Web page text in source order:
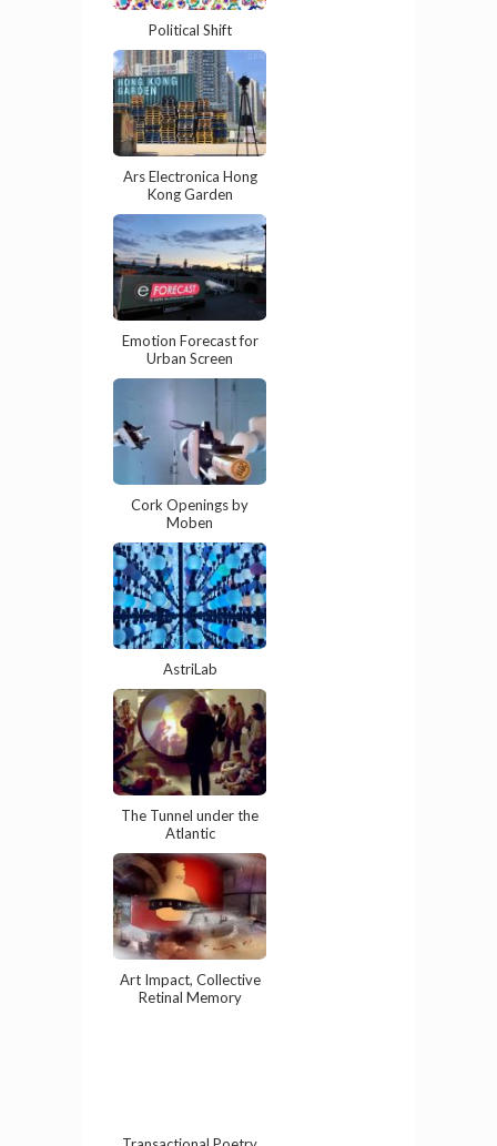
Political Shift
Ars Electronica Hong
Kong Garden
Emotion Forecast for
Urban Screen
Cork Openings by
Moben
AstriLab
The Tunnel under the
Atlantic
Art Impact, Collective
Retinal Memory